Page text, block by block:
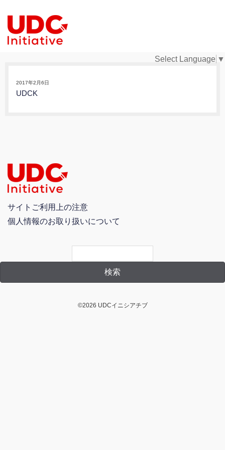
Select Language ▼
2017年2月6日
UDCK
サイトご利用上の注意
個人情報のお取り扱いについて
©2026 UDCイニシアチブ